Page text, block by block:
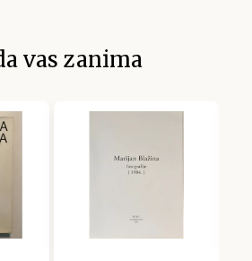
vas zanima